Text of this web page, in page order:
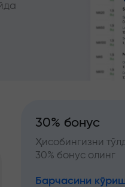
30% бонус
Ҳисобингизни
30% бонус олинг
Барчасини